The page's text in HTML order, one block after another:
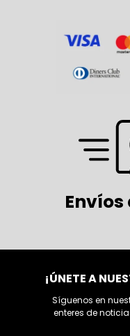
Envíos
¡ÚNETE A
Síguenos en
enteres de